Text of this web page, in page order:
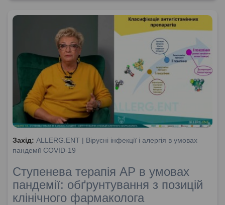
Захід: ALLERG.ENT | Вірусні інфекції і алергія в умовах
пандемії COVID-19
Ступенева терапія АР в умовах
пандемії: обґрунтування з позицій
клінічного фармаколога